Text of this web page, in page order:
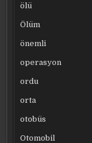
ölü
Ölüm
önemli
operasyon
ordu
orta
otobüs
Otomobil